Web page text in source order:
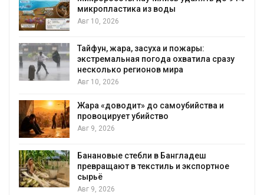
Южная Корея ускорит развитие
солнечной энергетики из-за роста
спроса со стороны ИИ
Приток воды в водохранилища Волги и
Камы в августе может превысить норму
почти в полтора раза
Евросоюз потребовал увеличить
вложения в защиту природы на фоне
Авг 7, 2026
Дом из старых шин может обходиться
без кондиционера и почти без отопления